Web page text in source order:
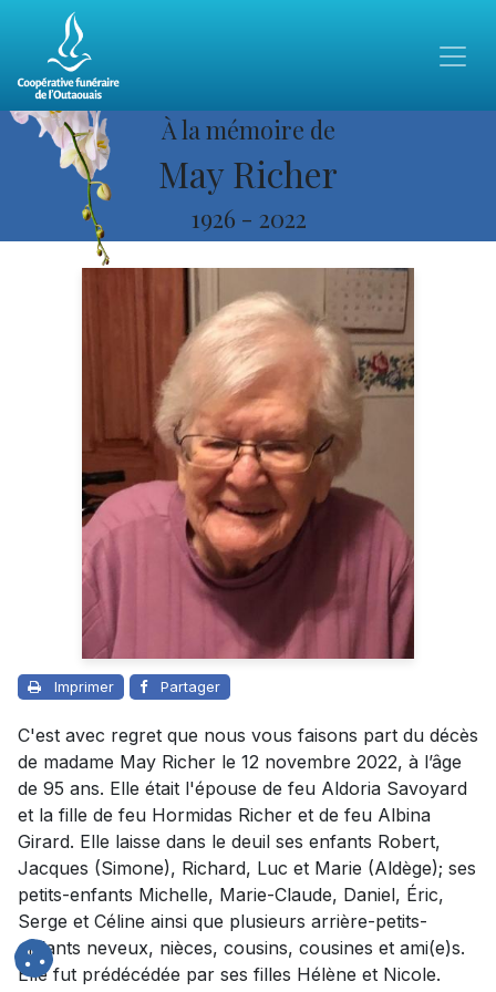
À la mémoire de
May Richer
1926 - 2022
Imprimer Partager
C'est avec regret que nous vous faisons part du décès
de madame May Richer le 12 novembre 2022, à l’âge
de 95 ans. Elle était l'épouse de feu Aldoria Savoyard
et la fille de feu Hormidas Richer et de feu Albina
Girard. Elle laisse dans le deuil ses enfants Robert,
Jacques (Simone), Richard, Luc et Marie (Aldège); ses
petits-enfants Michelle, Marie-Claude, Daniel, Éric,
Serge et Céline ainsi que plusieurs arrière-petits-
enfants neveux, nièces, cousins, cousines et ami(e)s.
Elle fut prédécédée par ses filles Hélène et Nicole.